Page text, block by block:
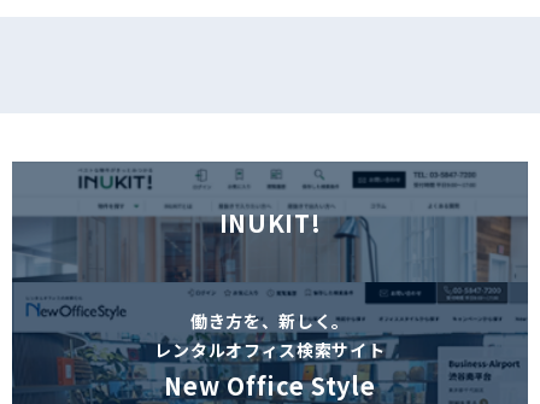
INUKIT!
働き方を、新しく。
レンタルオフィス検索サイト
New Office Style